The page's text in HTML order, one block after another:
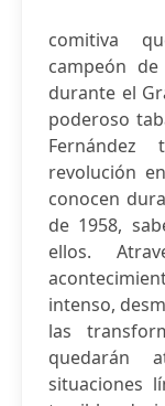
comitiva
campeón
durante el
poderoso
revolución
conocen
de 1958,
ellos.
intenso,
las
quedarán
situaciones